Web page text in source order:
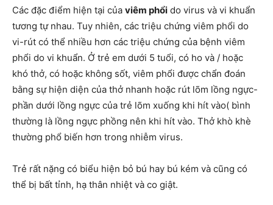
Các đặc điểm hiện tại của viêm phổi do virus và vi khuẩn
tương tự nhau. Tuy nhiên, các triệu chứng viêm phổi do
vi-rút có thể nhiều hơn các triệu chứng của bệnh viêm
phổi do vi khuẩn. Ở trẻ em dưới 5 tuổi, có ho và / hoặc
khó thở, có hoặc không sốt, viêm phổi được chẩn đoán
bằng sự hiện diện của thở nhanh hoặc rút lõm lồng ngực-
phần dưới lồng ngực của trẻ lõm xuống khi hít vào( bình
thường là lồng ngực phồng nên khi hít vào. Thở khò khè
thường phổ biến hơn trong nhiễm virus.
Trẻ rất nặng có biểu hiện bỏ bú hay bú kém và cũng có
thể bị bất tỉnh, hạ thân nhiệt và co giật.